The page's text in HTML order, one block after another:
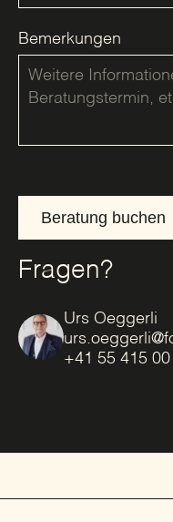
Bemerkungen
Beratung buchen
Fragen?
Urs Oeggerli
+41 55 415